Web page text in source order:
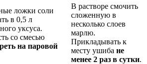
ложки соли
в 0,5 л
уксуса.
со смесью
на паровой
В растворе смочить
сложенную в
несколько слоев
марлю.
Прикладывать к
месту ушиба не
менее 2 раз в сутки.